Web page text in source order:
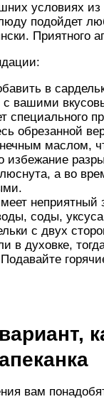
условиях
подойдет
Приятного
в
с вашими
специального
обрезанной
маслом,
избежание
а во
неприятный
соды,
с двух
в духовке,
вам